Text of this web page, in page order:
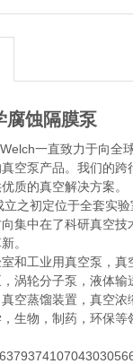
腐蚀隔膜泵
一直致力于向全
空泵产品。我们的跨
质的真空解决方案。
初定位于全套实验
集中在了科研真空技
。
和工业用真空泵，真
涡轮分子泵，液体输
空蒸馏装置，真空浓
生物，制药，环保等